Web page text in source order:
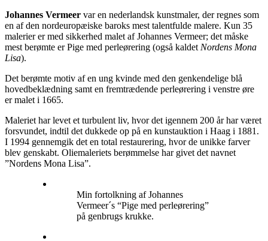
Johannes Vermeer var en nederlandsk kunstmaler, der regnes som
en af den nordeuropæiske baroks mest talentfulde malere. Kun 35
malerier er med sikkerhed malet af Johannes Vermeer; det måske
mest berømte er Pige med perleørering (også kaldet Nordens Mona
Lisa).
Det berømte motiv af en ung kvinde med den genkendelige blå
hovedbeklædning samt en fremtrædende perleørering i venstre øre
er malet i 1665.
Maleriet har levet et turbulent liv, hvor det igennem 200 år har været
forsvundet, indtil det dukkede op på en kunstauktion i Haag i 1881.
I 1994 gennemgik det en total restaurering, hvor de unikke farver
blev genskabt. Oliemaleriets berømmelse har givet det navnet
”Nordens Mona Lisa”.
Min fortolkning af Johannes
Vermeer´s “Pige med perleørering”
på genbrugs krukke.